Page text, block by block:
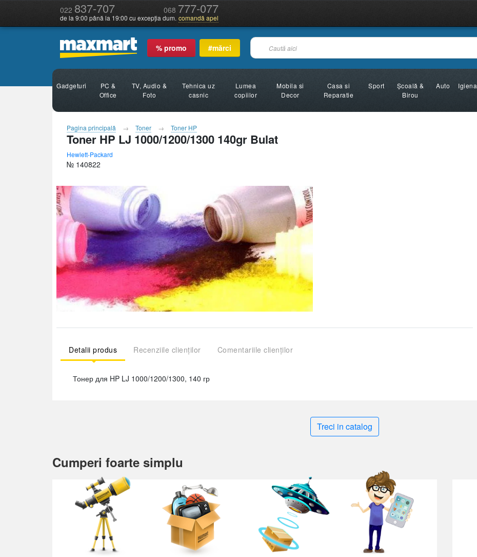
022 837-707 068 777-077
de la 9:00 până la 19:00 cu excepția dum. comandă apel
% promo #mărci
Gadgeturi
PC &
Office
TV, Audio &
Foto
Tehnica uz
casnic
Lumea
copiilor
Mobila si
Decor
Casa si
Reparatie
Sport
Şcoală &
Birou
Auto Igiena
Pagina principală Toner Toner HP
Toner HP LJ 1000/1200/1300 140gr Bulat
Hewlett-Packard
№ 140822
Detalii produs Recenziile clienților Comentariile clienților
Тонер для HP LJ 1000/1200/1300, 140 гр
Treci in catalog
Cumperi foarte simplu